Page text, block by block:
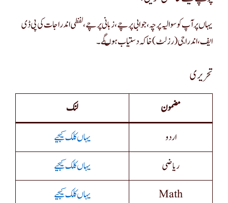
یہاں پر آپ کو سوالیہ پرچہ ، جوابی پرچے ، زبانی پرچے ، لفظی اندراجات کی پی ڈی
ایف، اندراجی (رزلٹ) خاکہ دستیاب ہوںگے۔
تحریری
لنک
مضمون
یہاں کلک کیجیے
اردو
یہاں کلک کیجیے
ریاضی
یہاں کلک کیجیے
Math